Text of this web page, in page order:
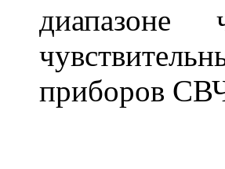
диапазоне
приборов